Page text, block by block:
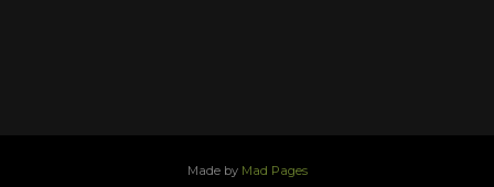
Made by Mad Pages